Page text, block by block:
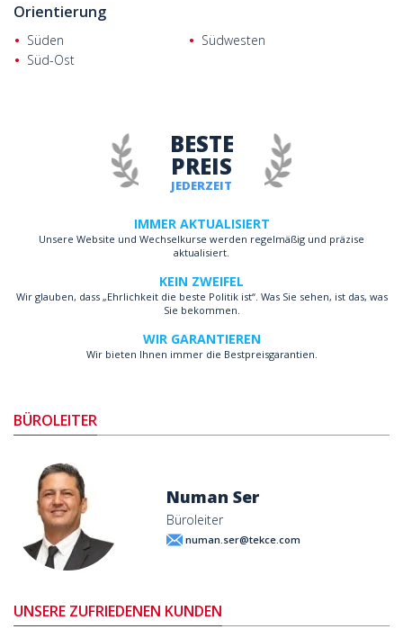
Orientierung
Süden
Südwesten
Süd-Ost
JEDERZEIT
BESTE
PREIS
IMMER AKTUALISIERT
Unsere Website und Wechselkurse werden regelmäßig und präzise
aktualisiert.
KEIN ZWEIFEL
Wir glauben, dass „Ehrlichkeit die beste Politik ist“. Was Sie sehen, ist das, was
Sie bekommen.
WIR GARANTIEREN
Wir bieten Ihnen immer die Bestpreisgarantien.
BÜROLEITER
Numan Ser
Büroleiter
numan.ser@tekce.com
UNSERE ZUFRIEDENEN KUNDEN